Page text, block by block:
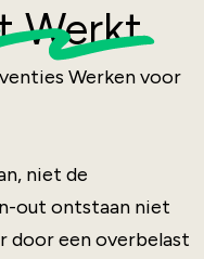
Werkt
Werken voor
niet de
out ontstaan niet
door een overbelast